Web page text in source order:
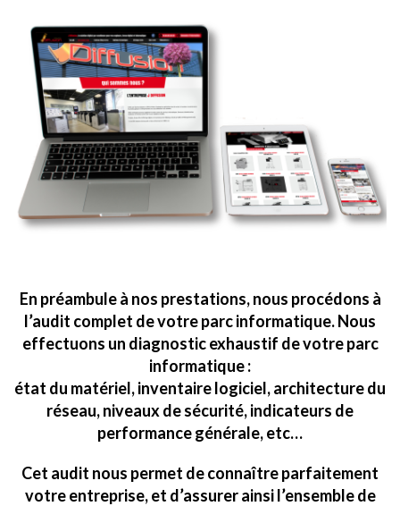
En préambule à nos prestations, nous procédons à
l’audit complet de votre parc informatique. Nous
effectuons un diagnostic exhaustif de votre parc
informatique :
état du matériel, inventaire logiciel, architecture du
réseau, niveaux de sécurité, indicateurs de
performance générale, etc…
Cet audit nous permet de connaître parfaitement
votre entreprise, et d’assurer ainsi l’ensemble de